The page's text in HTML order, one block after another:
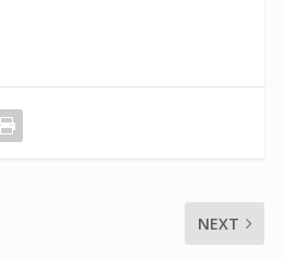
NEXT